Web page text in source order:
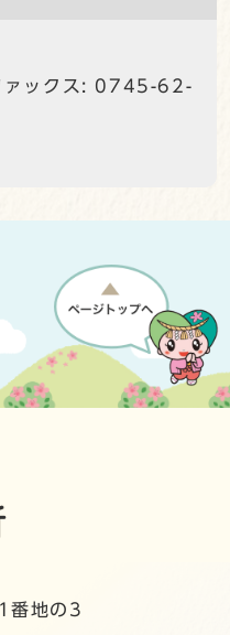
ックス: 0745-62-
番地の3